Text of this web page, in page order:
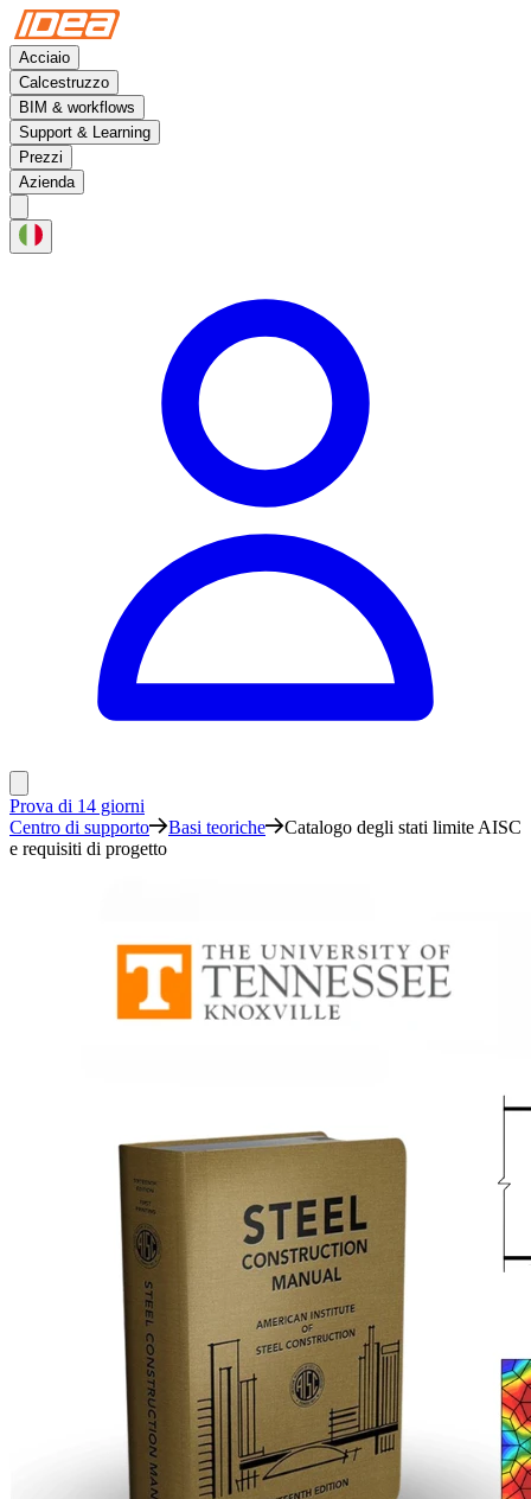
Acciaio
Calcestruzzo
BIM & workflows
Support & Learning
Prezzi
Azienda
Prova di 14 giorni
Centro di supporto
Basi teoriche
Catalogo degli stati limite AISC
e requisiti di progetto